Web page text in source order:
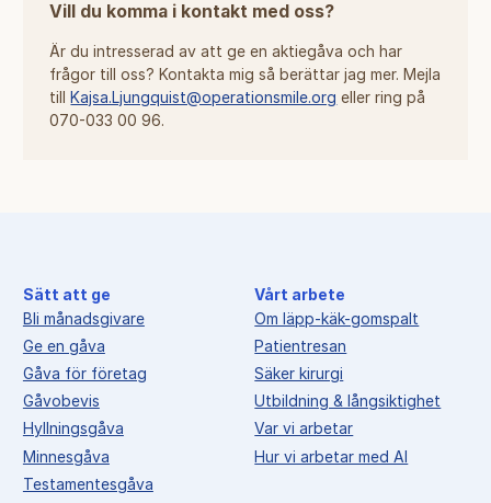
Vill du komma i kontakt med oss?
Är du intresserad av att ge en aktiegåva och har
frågor till oss? Kontakta mig så berättar jag mer. Mejla
till Kajsa.Ljungquist@operationsmile.org eller ring på
070-033 00 96.
Sätt att ge
Bli månadsgivare
Ge en gåva
Gåva för företag
Gåvobevis
Hyllningsgåva
Minnesgåva
Testamentesgåva
Vårt arbete
Om läpp-käk-gomspalt
Patientresan
Säker kirurgi
Utbildning & långsiktighet
Var vi arbetar
Hur vi arbetar med AI